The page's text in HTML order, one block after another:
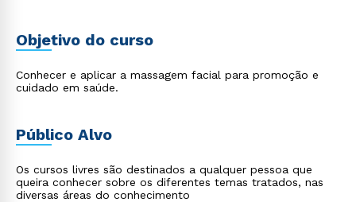
Objetivo do curso
Conhecer e aplicar a massagem facial para promoção e
cuidado em saúde.
Público Alvo
Os cursos livres são destinados a qualquer pessoa que
queira conhecer sobre os diferentes temas tratados, nas
diversas áreas do conhecimento